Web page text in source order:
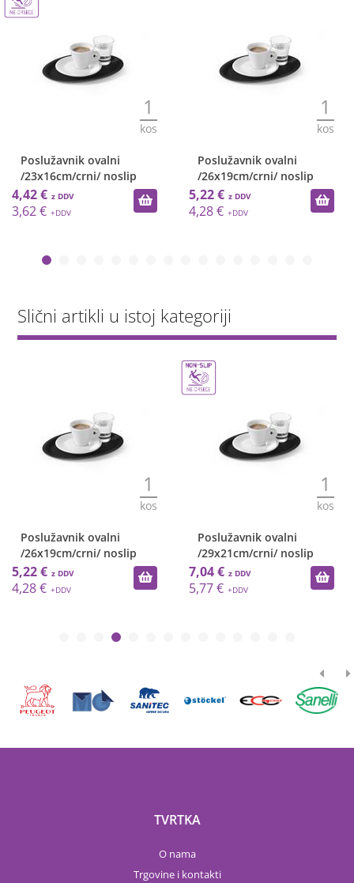
1
kos
Poslužavnik ovalni
/23x16cm/crni/ noslip
4,42 €
3,62 €
1
kos
Poslužavnik ovalni
/26x19cm/crni/ noslip
5,22 €
4,28 €
Slični artikli u istoj kategoriji
1
kos
Poslužavnik ovalni
/26x19cm/crni/ noslip
5,22 €
4,28 €
1
kos
Poslužavnik ovalni
/29x21cm/crni/ noslip
7,04 €
5,77 €
TVRTKA
O nama
Trgovine i kontakti